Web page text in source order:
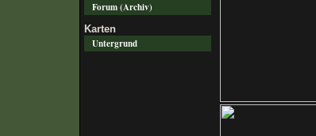
Forum (Archiv)
Karten
Untergrund